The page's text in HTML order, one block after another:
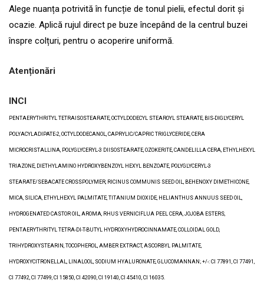
Alege nuanța potrivită în funcție de tonul pielii, efectul dorit și
ocazie. Aplică rujul direct pe buze începând de la centrul buzei
înspre colțuri, pentru o acoperire uniformă.
Atenționări
INCI
PENTAERYTHRITYL TETRAISOSTEARATE, OCTYLDODECYL STEAROYL STEARATE, BIS-DIGLYCERYL
POLYACYLADIPATE-2, OCTYLDODECANOL, CAPRYLIC/CAPRIC TRIGLYCERIDE, CERA
MICROCRISTALLINA, POLYGLYCERYL-3 DIISOSTEARATE, OZOKERITE, CANDELILLA CERA, ETHYLHEXYL
TRIAZONE, DIETHYLAMINO HYDROXYBENZOYL HEXYL BENZOATE, POLYGLYCERYL-3
STEARATE/SEBACATE CROSSPOLYMER, RICINUS COMMUNIS SEED OIL, BEHENOXY DIMETHICONE,
MICA, SILICA, ETHYLHEXYL PALMITATE, TITANIUM DIOXIDE, HELIANTHUS ANNUUS SEED OIL,
HYDROGENATED CASTOR OIL, AROMA, RHUS VERNICIFLUA PEEL CERA, JOJOBA ESTERS,
PENTAERYTHRITYL TETRA-DI-T-BUTYL HYDROXYHYDROCINNAMATE, COLLOIDAL GOLD,
TRIHYDROXYSTEARIN, TOCOPHEROL, AMBER EXTRACT, ASCORBYL PALMITATE,
HYDROXYCITRONELLAL, LINALOOL, SODIUM HYALURONATE, GLUCOMANNAN; +/-: CI 77891, CI 77491,
CI 77492, CI 77499, CI 15850, CI 42090, CI 19140, CI 45410, CI 16035.